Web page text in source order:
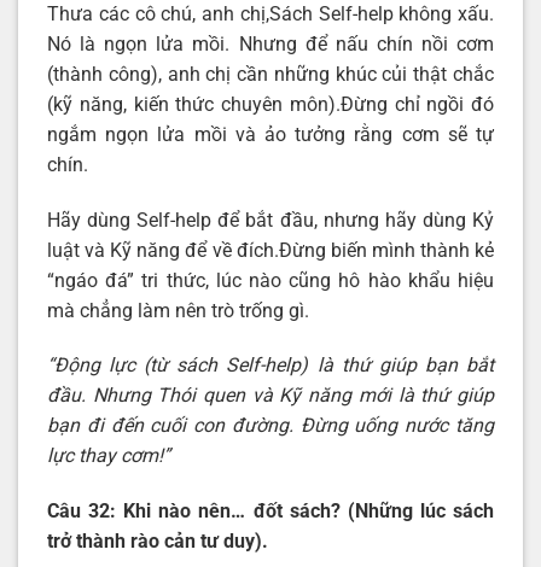
Thưa các cô chú, anh chị,Sách Self-help không xấu.
Nó là ngọn lửa mồi. Nhưng để nấu chín nồi cơm
(thành công), anh chị cần những khúc củi thật chắc
(kỹ năng, kiến thức chuyên môn).Đừng chỉ ngồi đó
ngắm ngọn lửa mồi và ảo tưởng rằng cơm sẽ tự
chín.
Hãy dùng Self-help để bắt đầu, nhưng hãy dùng Kỷ
luật và Kỹ năng để về đích.Đừng biến mình thành kẻ
“ngáo đá” tri thức, lúc nào cũng hô hào khẩu hiệu
mà chẳng làm nên trò trống gì.
“Động lực (từ sách Self-help) là thứ giúp bạn bắt
đầu. Nhưng Thói quen và Kỹ năng mới là thứ giúp
bạn đi đến cuối con đường. Đừng uống nước tăng
lực thay cơm!”
Câu 32: Khi nào nên… đốt sách? (Những lúc sách
trở thành rào cản tư duy).